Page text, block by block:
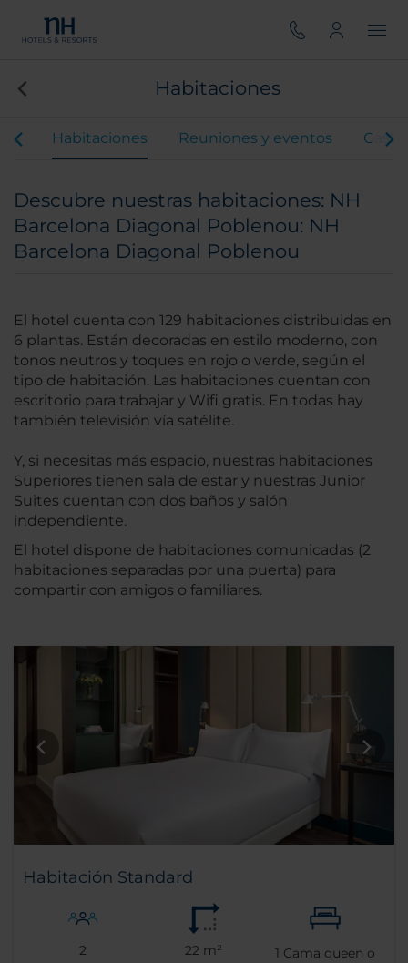
Habitaciones
Habitaciones Reuniones y eventos
Descubre nuestras habitaciones: NH
Barcelona Diagonal Poblenou: NH
Barcelona Diagonal Poblenou
El hotel cuenta con 129 habitaciones distribuidas en
6 plantas. Están decoradas en estilo moderno, con
tonos neutros y toques en rojo o verde, según el
tipo de habitación. Las habitaciones cuentan con
escritorio para trabajar y Wifi gratis. En todas hay
también televisión vía satélite.
Y, si necesitas más espacio, nuestras habitaciones
Superiores tienen sala de estar y nuestras Junior
Suites cuentan con dos baños y salón
independiente.
El hotel dispone de habitaciones comunicadas (2
habitaciones separadas por una puerta) para
compartir con amigos o familiares.
Habitación Standard
2 22 m² 1 Cama queen o